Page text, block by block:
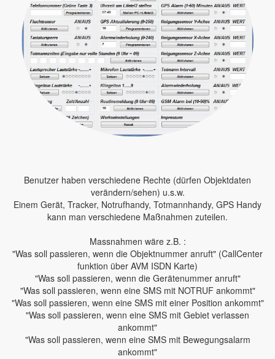
Benutzer haben verschiedene Rechte (dürfen Objektdaten
verändern/sehen) u.s.w.
Einem Gerät, Tracker, Notrufhandy, Totmannhandy, GPS Handy
kann man verschiedene Maßnahmen zuteilen.
Massnahmen wäre z.B. :
"Was soll passieren, wenn die Objektnummer anruft" (CallCenter
funktion über AVM ISDN Karte)
"Was soll passieren, wenn die Gerätenummer anruft"
"Was soll passieren, wenn eine SMS mit NOTRUF ankommt"
"Was soll passieren, wenn eine SMS mit einer Position ankommt"
"Was soll passieren, wenn eine SMS mit Gebiet verlassen
ankommt"
"Was soll passieren, wenn eine SMS mit Bewegungsalarm
ankommt"